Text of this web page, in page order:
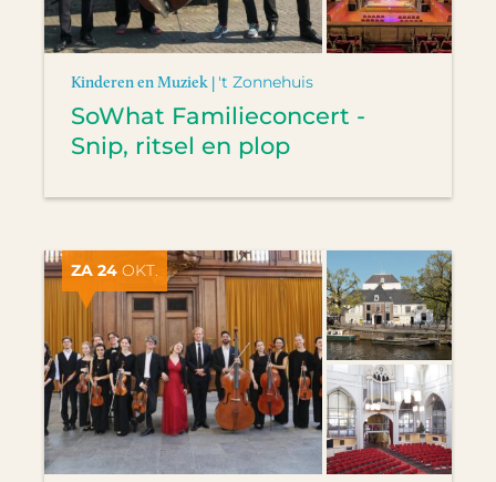
Kinderen en Muziek | 't Zonnehuis
SoWhat Familieconcert -
Snip, ritsel en plop
ZA 24 OKT.